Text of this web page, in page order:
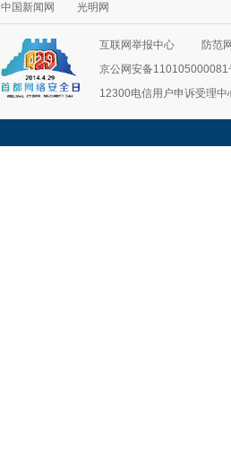
中国新闻网
光明网
互联网举报中心
防范
京公网安备110105000081
12300电信用户申诉受理中